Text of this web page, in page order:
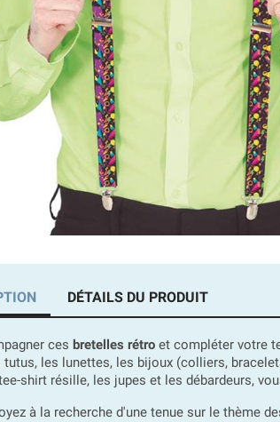
DÉTAILS DU PRODUIT
ces bretelles rétro et compléter votre
tutus, les lunettes, les bijoux (colliers,
shirt résille, les jupes et les débardeurs,
à la recherche d'une tenue sur le thème